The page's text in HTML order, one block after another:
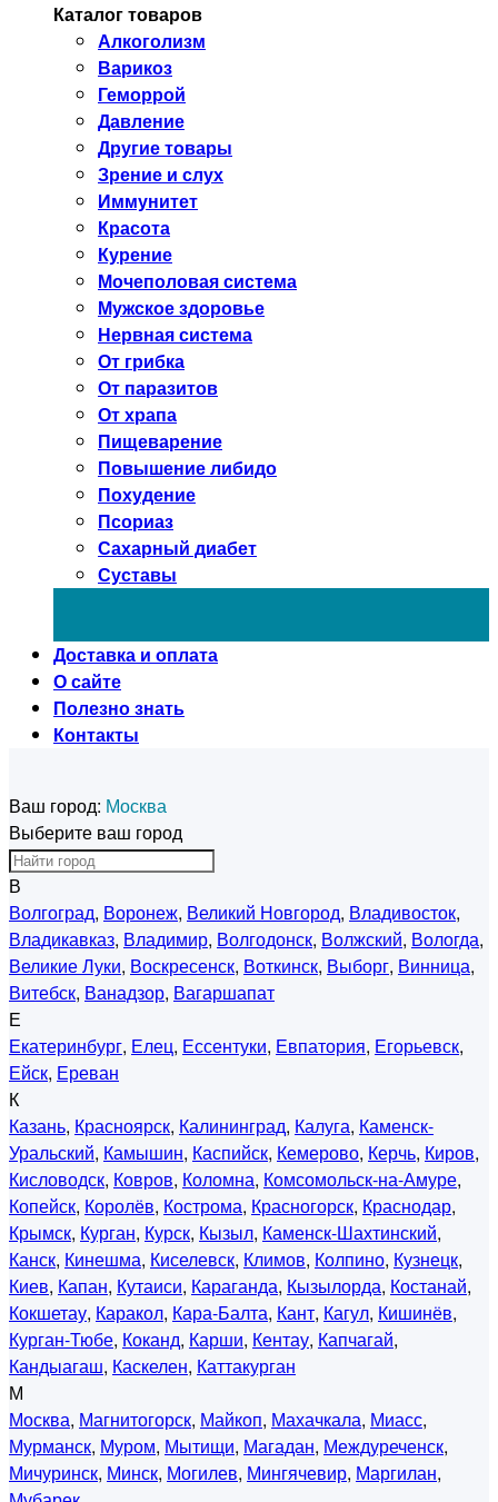
Каталог товаров
Алкоголизм
Варикоз
Геморрой
Давление
Другие товары
Зрение и слух
Иммунитет
Красота
Курение
Мочеполовая система
Мужское здоровье
Нервная система
От грибка
От паразитов
От храпа
Пищеварение
Повышение либидо
Похудение
Псориаз
Сахарный диабет
Суставы
Доставка и оплата
О сайте
Полезно знать
Контакты
Ваш город: Москва
Выберите ваш город
В
Волгоград, Воронеж, Великий Новгород, Владивосток,
Владикавказ, Владимир, Волгодонск, Волжский, Вологда,
Великие Луки, Воскресенск, Воткинск, Выборг, Винница,
Витебск, Ванадзор, Вагаршапат
Е
Екатеринбург, Елец, Ессентуки, Евпатория, Егорьевск,
Ейск, Ереван
К
Казань, Красноярск, Калининград, Калуга, Каменск-
Уральский, Камышин, Каспийск, Кемерово, Керчь, Киров,
Кисловодск, Ковров, Коломна, Комсомольск-на-Амуре,
Копейск, Королёв, Кострома, Красногорск, Краснодар,
Крымск, Курган, Курск, Кызыл, Каменск-Шахтинский,
Канск, Кинешма, Киселевск, Климов, Колпино, Кузнецк,
Киев, Капан, Кутаиси, Караганда, Кызылорда, Костанай,
Кокшетау, Каракол, Кара-Балта, Кант, Кагул, Кишинёв,
Курган-Тюбе, Коканд, Карши, Кентау, Капчагай,
Кандыагаш, Каскелен, Каттакурган
М
Москва, Магнитогорск, Майкоп, Махачкала, Миасс,
Мурманск, Муром, Мытищи, Магадан, Междуреченск,
Мичуринск, Минск, Могилев, Мингячевир, Маргилан,